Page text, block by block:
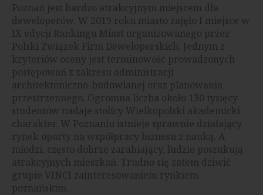
Poznań jest bardzo atrakcyjnym miejscem dla
deweloperów. W 2019 roku miasto zajęło I miejsce w
IX edycji Rankingu Miast organizowanego przez
Polski Związek Firm Deweloperskich. Jednym z
kryteriów oceny jest terminowość prowadzonych
postępowań z zakresu administracji
architektoniczno-budowlanej oraz planowania
przestrzennego. Ogromna liczba około 130 tysięcy
studentów nadaje stolicy Wielkopolski akademicki
charakter. W Poznaniu istnieje sprawnie działający
rynek oparty na współpracy biznesu z nauką. A
młodzi, często dobrze zarabiający, ludzie poszukują
atrakcyjnych mieszkań. Trudno się zatem dziwić
grupie VINCI zainteresowaniem rynkiem
poznańskim.